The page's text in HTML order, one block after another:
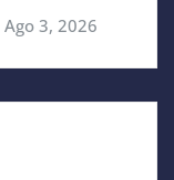
Ago 3, 2026